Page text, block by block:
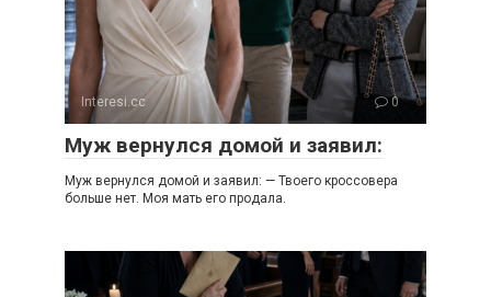
Interesi.cc 0
Муж вернулся домой и заявил:
Муж вернулся домой и заявил: — Твоего кроссовера
больше нет. Моя мать его продала.